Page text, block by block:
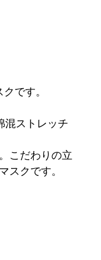
です。
混ストレッチ
こだわりの立
スクです。